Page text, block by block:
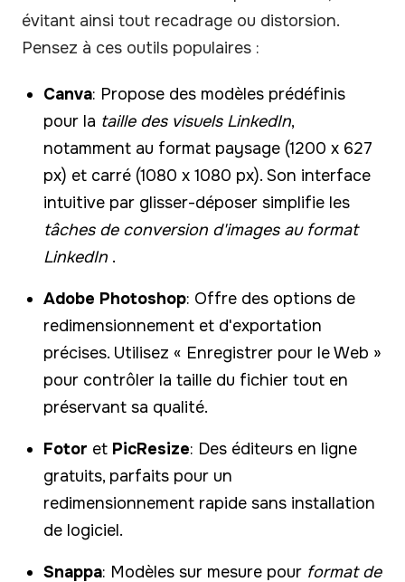
évitant ainsi tout recadrage ou distorsion.
Pensez à ces outils populaires :
Canva: Propose des modèles prédéfinis
pour la taille des visuels LinkedIn,
notamment au format paysage (1200 x 627
px) et carré (1080 x 1080 px). Son interface
intuitive par glisser-déposer simplifie les
tâches de conversion d'images au format
LinkedIn .
Adobe Photoshop: Offre des options de
redimensionnement et d'exportation
précises. Utilisez « Enregistrer pour le Web »
pour contrôler la taille du fichier tout en
préservant sa qualité.
Fotor et PicResize: Des éditeurs en ligne
gratuits, parfaits pour un
redimensionnement rapide sans installation
de logiciel.
Snappa: Modèles sur mesure pour format de